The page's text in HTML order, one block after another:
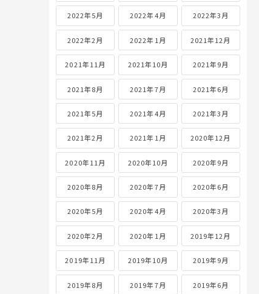
2022年5月 2022年4月 2022年3月
2022年2月 2022年1月 2021年12月
2021年11月 2021年10月 2021年9月
2021年8月 2021年7月 2021年6月
2021年5月 2021年4月 2021年3月
2021年2月 2021年1月 2020年12月
2020年11月 2020年10月 2020年9月
2020年8月 2020年7月 2020年6月
2020年5月 2020年4月 2020年3月
2020年2月 2020年1月 2019年12月
2019年11月 2019年10月 2019年9月
2019年8月 2019年7月 2019年6月